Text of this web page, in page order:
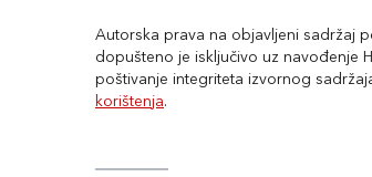
Autorska prava na objavljeni sadržaj
dopušteno je isključivo uz navođenje
poštivanje integriteta izvornog
korištenja.